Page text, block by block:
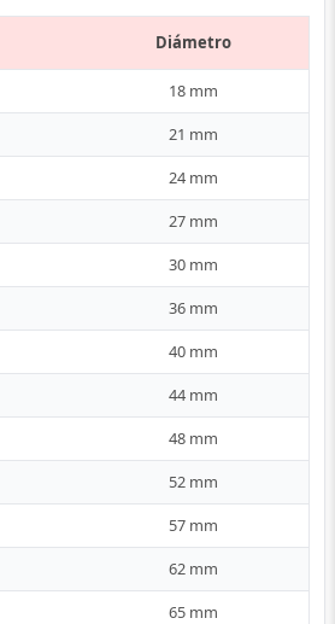
Diámetro
18 mm
21 mm
24 mm
27 mm
30 mm
36 mm
40 mm
44 mm
48 mm
52 mm
57 mm
62 mm
65 mm